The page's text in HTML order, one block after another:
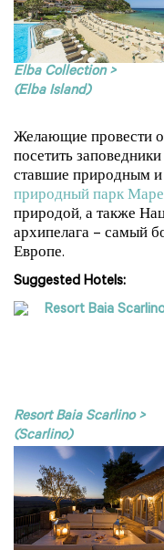
Elba Collection >
(Elba Island)
Желающие провести
посетить
ставшие природным и
природный парк
природой, а также
архипелага – самый
Европе.
Suggested Hotels:
Resort Baia Scarlino >
(Scarlino)